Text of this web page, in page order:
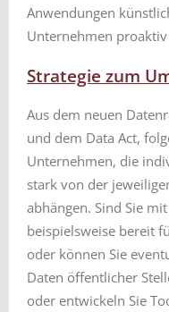
Anwendungen
Unternehmen proaktiv
Strategie zum
Aus dem neuen
und dem Data Act,
Unternehmen, die
stark von der
abhängen. Sind Sie
beispielsweise bereit
oder können Sie
Daten öffentlicher
oder entwickeln Sie